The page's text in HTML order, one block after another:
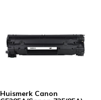
Huismerk Canon